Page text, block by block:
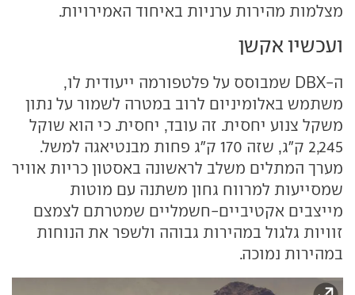
מצלמות מהירות ערניות באיחוד האמירויות.
ועכשיו אקשן
ה-DBX שמבוסס על פלטפורמה ייעודית לו,
משתמש באלומיניום לרוב במטרה לשמור על נתון
משקל צנוע יחסית. זה עובד, יחסית. כי הוא שוקל
2,245 ק"ג, שזה 170 ק"ג פחות מבנטיאגה למשל.
מערך המתלים משלב לראשונה באסטון כריות אוויר
שמסייעות למרווח גחון משתנה עם מוטות
מייצבים אקטיביים-חשמליים שמטרתם לצמצם
זוויות גלגול במהירות גבוהה ולשפר את הנוחות
במהירות נמוכה.